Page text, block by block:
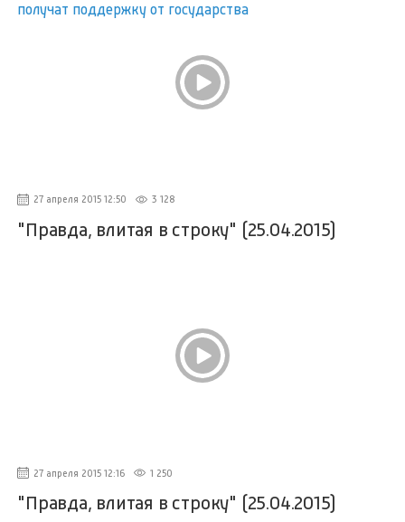
27 апреля 2015 12:50 3 128
"Правда, влитая в строку" (25.04.2015)
27 апреля 2015 12:16 1 250
"Правда, влитая в строку" (25.04.2015)